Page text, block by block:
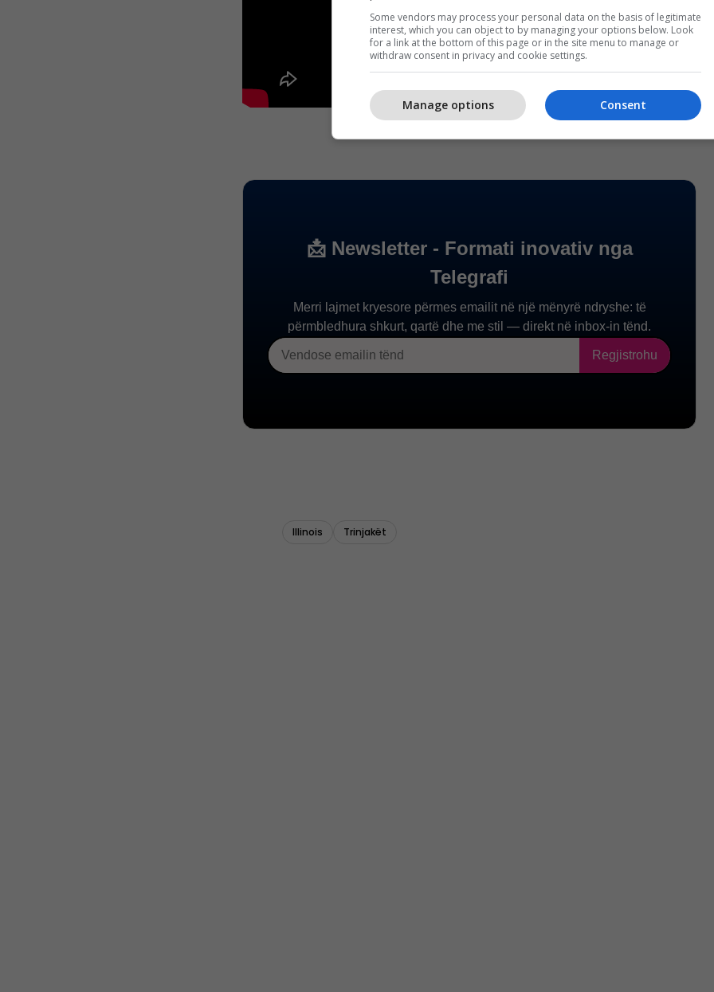
Illinois Trinjakët
Some vendors may process your personal data on the basis of legitimate
interest, which you can object to by managing your options below. Look
for a link at the bottom of this page or in the site menu to manage or
withdraw consent in privacy and cookie settings.
Consent
Manage options